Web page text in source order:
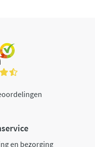
en bezorging